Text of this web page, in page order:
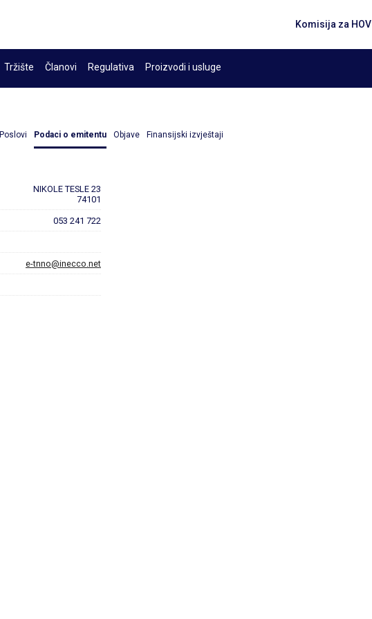
Komisija za HOV
Tržište Članovi Regulativa Proizvodi i usluge
Poslovi Podaci o emitentu Objave Finansijski izvještaji
NIKOLE TESLE 23
74101
053 241 722
e-tnno@inecco.net